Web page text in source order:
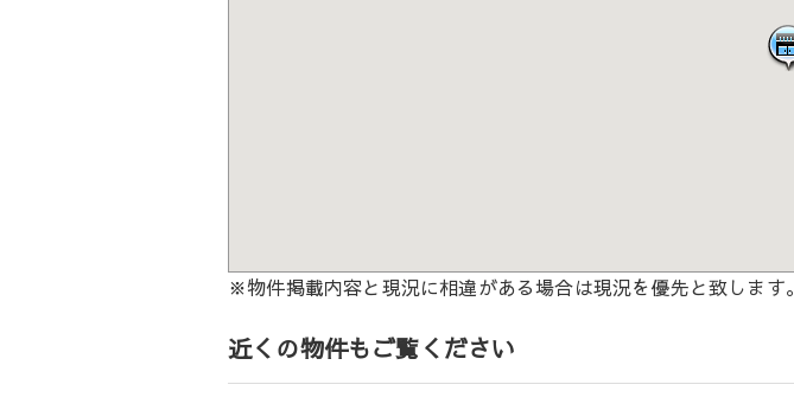
※物件掲載内容と現況に相違がある場合は現況を優先と致します。
近くの物件もご覧ください